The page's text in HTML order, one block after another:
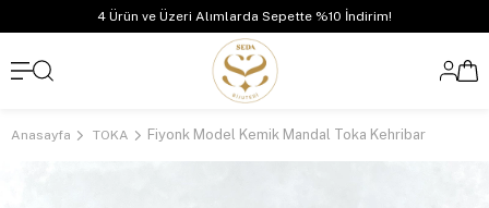
4 Ürün ve Üzeri Alımlarda Sepette %10 İndirim!
Anasayfa TOKA Fiyonk Model Kemik Mandal Toka Kehribar